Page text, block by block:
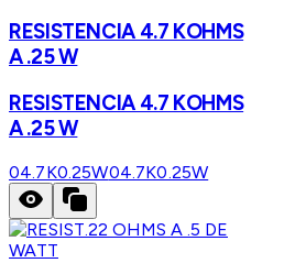
RESISTENCIA 4.7 KOHMS
A .25 W
RESISTENCIA 4.7 KOHMS
A .25 W
04.7K0.25W04.7K0.25W